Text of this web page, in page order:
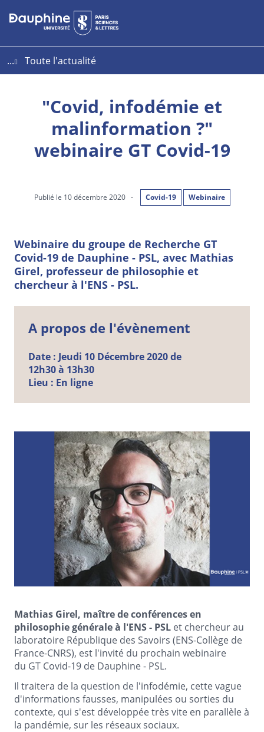
Aller
au
Aller
au
Plan
du
...
Toute l'actualité
"Covid, infodémie et
malinformation ?"
webinaire GT Covid-19
Publié le 10 décembre 2020 - Covid-19 Webinaire
Webinaire du groupe de Recherche GT
Covid-19 de Dauphine - PSL, avec Mathias
Girel, professeur de philosophie et
chercheur à l'ENS - PSL.
A propos de l'évènement
Date : Jeudi 10 Décembre2020 de
12h30 à 13h30
Lieu : En ligne
Mathias Girel, maître de conférences en
philosophie générale à l'ENS - PSL et chercheur au
laboratoire République des Savoirs (ENS-Collège de
France-CNRS), est l'invité du prochain webinaire
du GT Covid-19 de Dauphine - PSL.
Il traitera de la question de l'infodémie, cette vague
d'informations fausses, manipulées ou sorties du
contexte, qui s'est développée très vite en parallèle à
la pandémie, sur les réseaux sociaux.